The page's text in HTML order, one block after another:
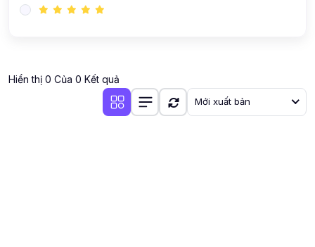
Hiển thị 0 Của 0 Kết quả
Mới xuất bản